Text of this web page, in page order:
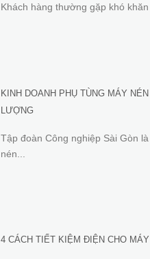
Khách hàng thường gặp khó
KINH DOANH PHỤ TÙNG MÁY
LƯỢNG
Tập đoàn Công nghiệp Sài Gòn
nén...
4 CÁCH TIẾT KIỆM ĐIỆN CHO